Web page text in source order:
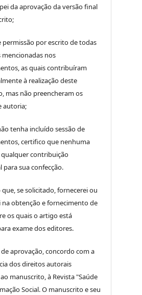
da aprovação da versão final
por escrito de todas
mencionadas nos
as quais contribuíram
à realização deste
mas não preencheram os
autoria;
tenha incluído sessão de
certifico que nenhuma
qualquer contribuição
para sua confecção.
se solicitado, fornecerei ou
na obtenção e fornecimento de
os quais o artigo está
exame dos editores.
de aprovação, concordo com a
dos direitos autorais
manuscrito, à Revista "Saúde
Social. O manuscrito e seu